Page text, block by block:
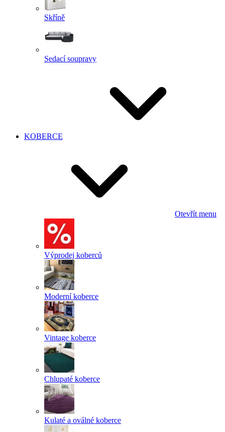
Skříně
Sedací soupravy
KOBERCE
Otevřít menu
Výprodej koberců
Moderní koberce
Vintage koberce
Chlupaté koberce
Kulaté a oválné koberce